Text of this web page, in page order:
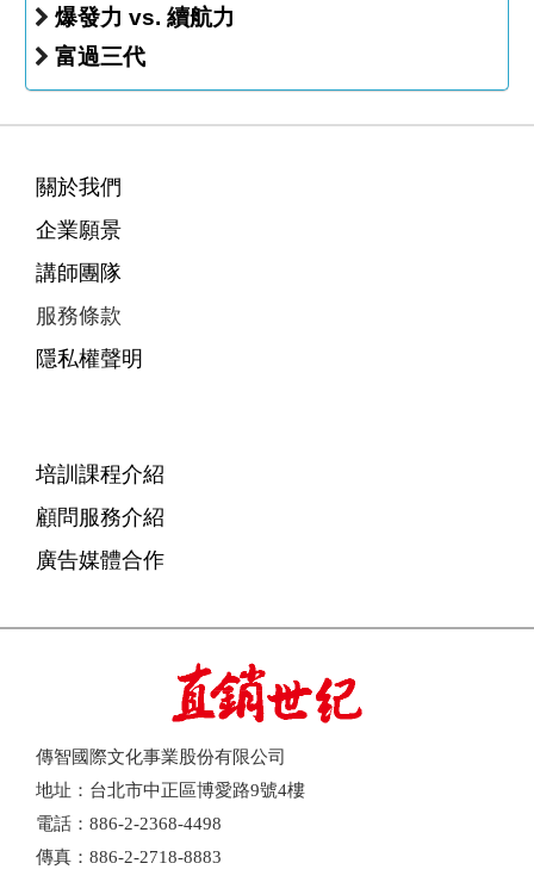
爆發力 vs. 續航力
富過三代
關於我們
企業願景
講師團隊
服務條款
隱私權聲明
培訓課程介紹
顧問服務介紹
廣告媒體合作
傳智國際文化事業股份有限公司
地址：台北市中正區博愛路9號4樓
電話：886-2-2368-4498
傳真：886-2-2718-8883